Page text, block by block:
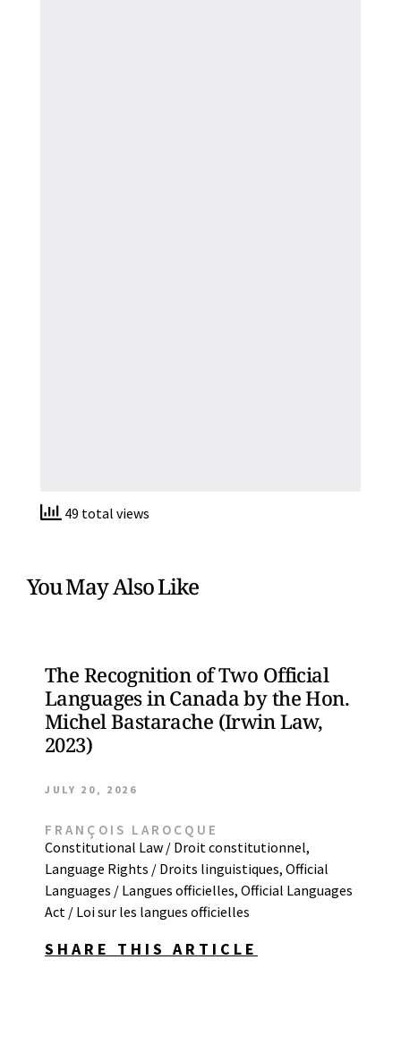
49 total views
You May Also Like
The Recognition of Two Official
Languages in Canada by the Hon.
Michel Bastarache (Irwin Law,
2023)
JULY 20, 2026
FRANÇOIS LAROCQUE
Constitutional Law / Droit constitutionnel,
Language Rights / Droits linguistiques, Official
Languages / Langues officielles, Official Languages
Act / Loi sur les langues officielles
SHARE THIS ARTICLE